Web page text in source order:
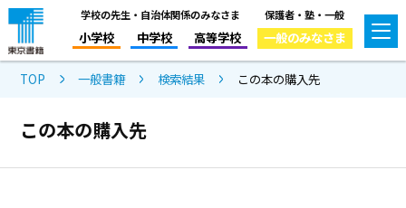
学校の先生・自治体関係のみなさま
小学校 中学校 高等学校
保護者・塾・一般
一般のみなさま
TOP 一般書籍 検索結果 この本の購入先
この本の購入先